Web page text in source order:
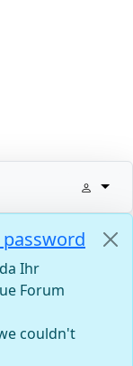
Ihr
Forum
couldn't